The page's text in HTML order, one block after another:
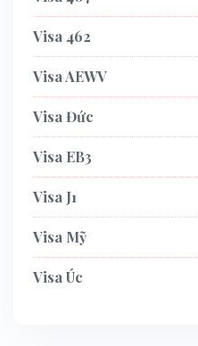
Visa 462
Visa AEWV
Visa Đức
Visa EB3
Visa J1
Visa Mỹ
Visa Úc